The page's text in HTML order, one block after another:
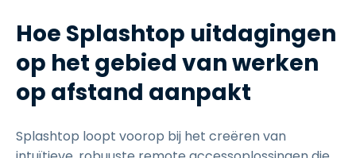
Hoe Splashtop uitdagingen
op het gebied van werken
op afstand aanpakt
Splashtop loopt voorop bij het creëren van